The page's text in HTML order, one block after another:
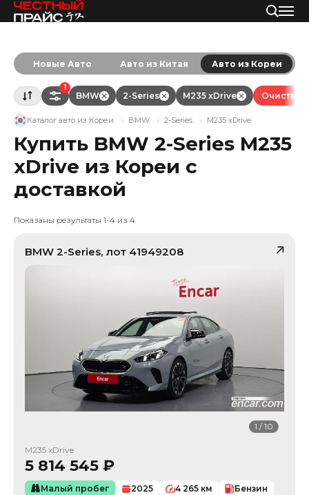
Новые Авто Авто из Китая Авто из Кореи
1
BMW 2-Series M235 xDrive Очистить
Каталог авто из Кореи BMW 2-Series M235 xDrive
Купить BMW 2-Series M235
xDrive из Кореи с
доставкой
Показаны результаты 1-4 из 4
BMW 2-Series, лот 41949208
1 /10
M235 xDrive
5 814 545 ₽
Малый пробег 2025 4 265 км
Бензин